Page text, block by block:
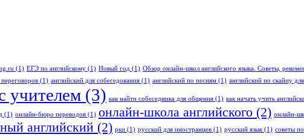
(1) ЕГЭ по английскому (1) Новый год (1) Обзор онлайн-школ английского языка. Советы,
переговоров (1) английский для собеседования (1) английский по песням (1) английский по скайпу
учителем (3) как найти собеседника для общения (1) как начать учить
(1) онлайн-бюро переводов (1) онлайн-школа английского (2) онлайн-
английский (2) рки (1) русский для иностранцев (1) русский язык (1) советы